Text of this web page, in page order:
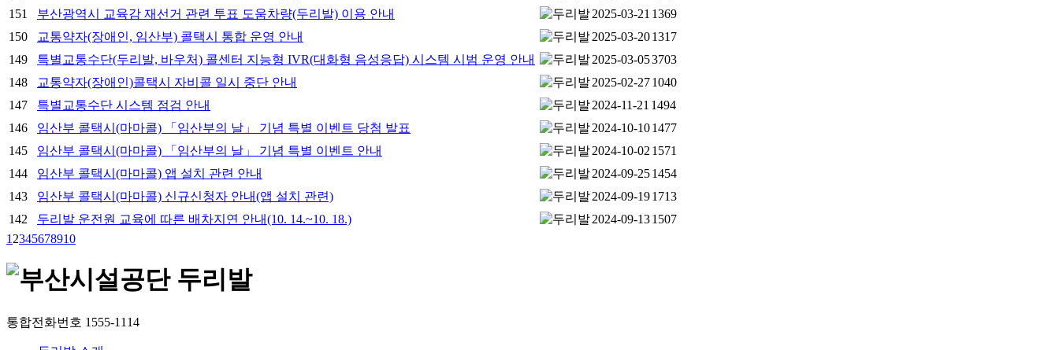
151
부산광역시 교육감 재선거 관련 투표 도움차량(두리발) 이용 안내 2025-03-21 1369
150
교통약자(장애인, 임산부) 콜택시 통합 운영 안내 2025-03-201317
149
특별교통수단(두리발, 바우처) 콜센터 지능형 IVR(대화형 음성응답) 시스템 시범 운영 안내 2025-03-053703
148
교통약자(장애인)콜택시 자비콜 일시 중단 안내 2025-02-271040
147
특별교통수단 시스템 점검 안내 2024-11-21 1494
146
임산부 콜택시(마마콜) 「임산부의 날」 기념 특별 이벤트 당첨 발표 2024-10-101477
145
임산부 콜택시(마마콜) 「임산부의 날」 기념 특별 이벤트 안내 2024-10-02 1571
144
임산부 콜택시(마마콜) 앱 설치 관련 안내 2024-09-251454
143
임산부 콜택시(마마콜) 신규신청자 안내(앱 설치 관련) 2024-09-191713
142
두리발 운전원 교육에 따른 배차지연 안내(10. 14.~10. 18.) 2024-09-131507
1 2345678910
통합전화번호 1555-1114